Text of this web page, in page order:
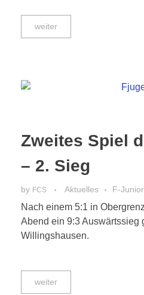
weiter
Zweites Spiel
– 2. Sieg
by FCS Aktuelles F-
Nach einem 5:1 in
Abend ein 9:3 Auswärtssieg
Willingshausen.
weiter